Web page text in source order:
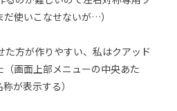
使いこなせないが…）
た方が作りやすい、私はクアッド
画面上部メニューの中央あた
が表示する）